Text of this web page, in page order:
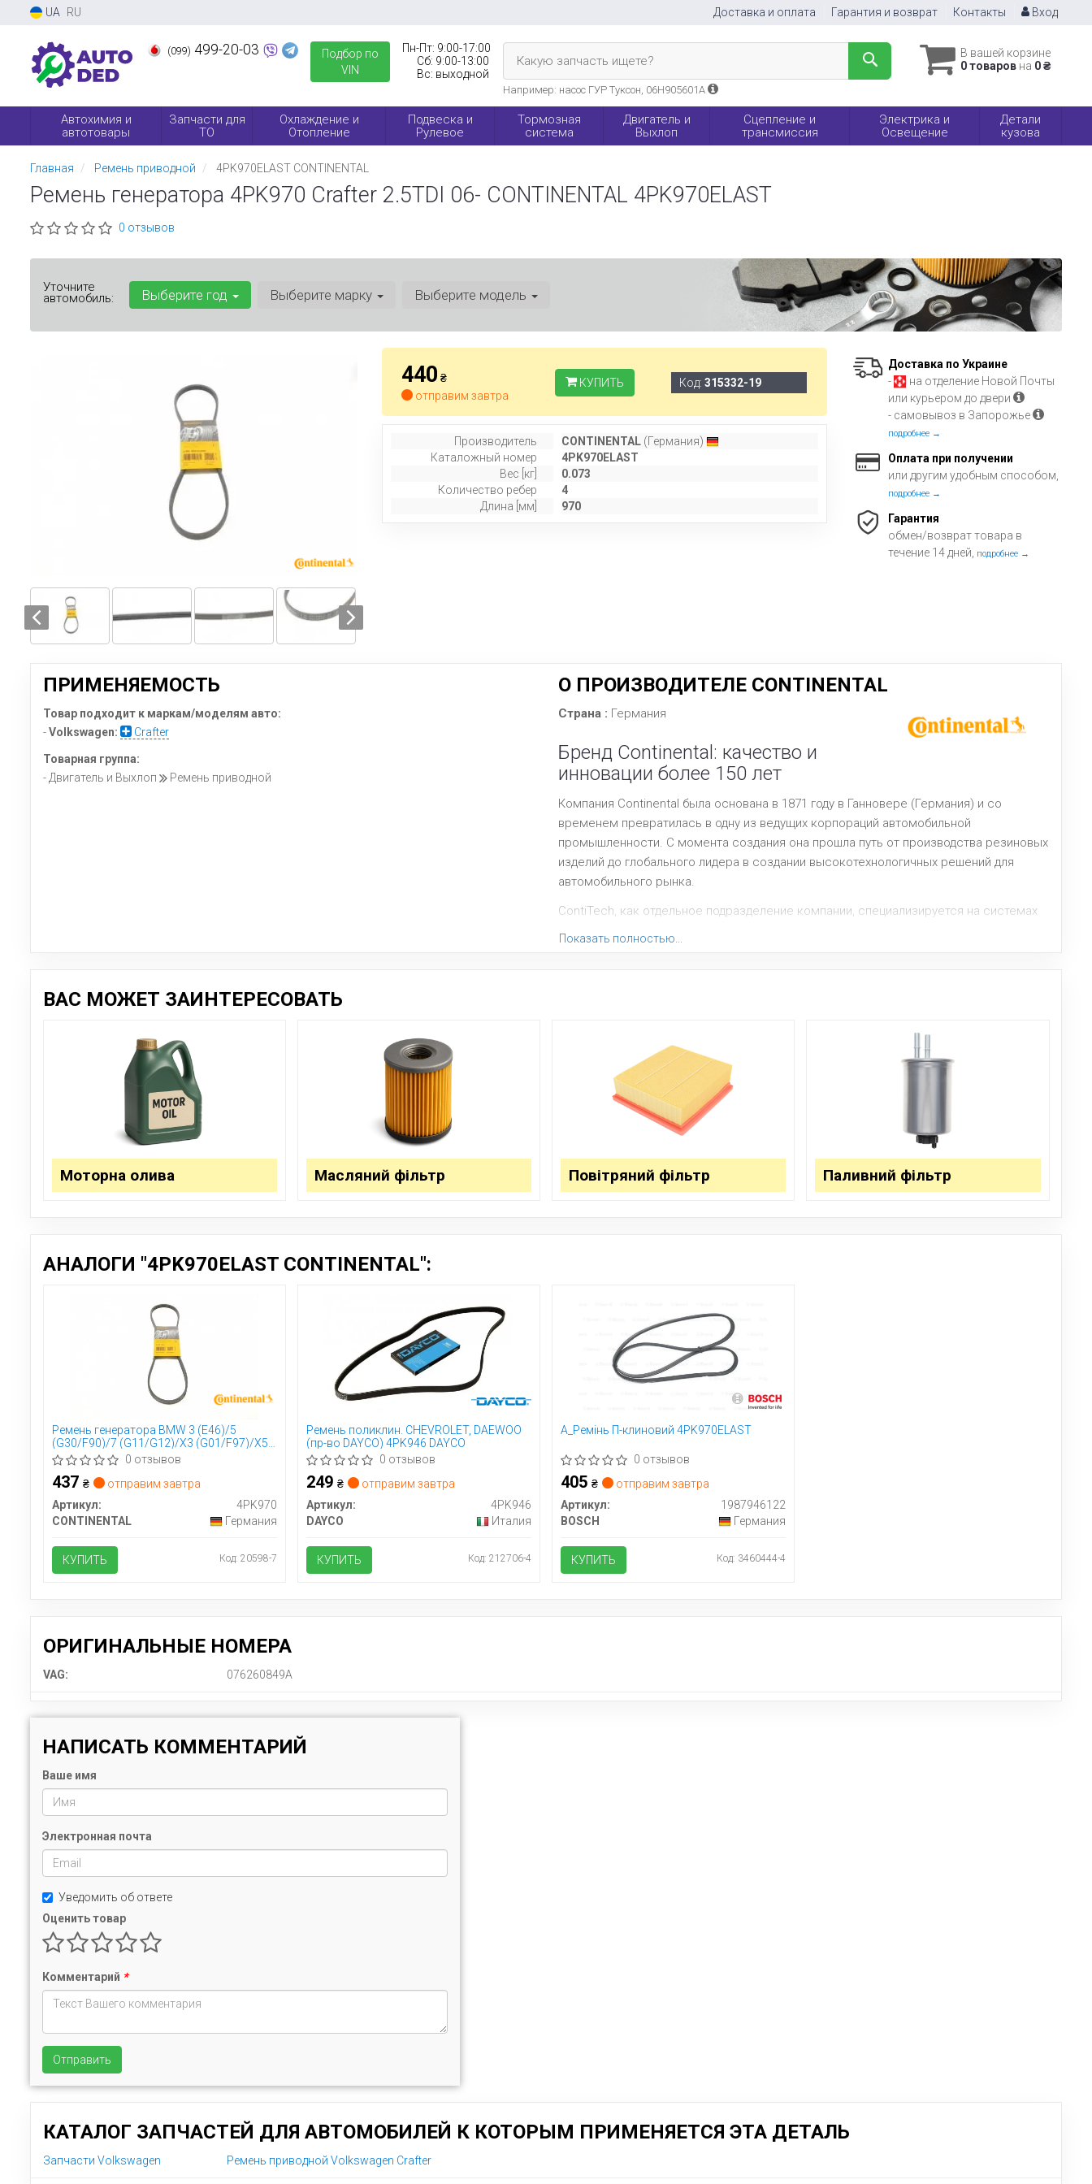
UA RU Доставка и оплата Гарантия и возврат Контакты Вход
(099) 499-20-03
Подбор по
VIN
Пн-Пт: 9:00-17:00
Сб: 9:00-13:00
Вс: выходной
В вашей корзине
0 товаров на 0 ₴
Какую запчасть ищете?
Например: насос ГУР Туксон, 06H905601A
Автохимия и
автотовары
Запчасти для
ТО
Охлаждение и
Отопление
Подвеска и
Рулевое
Тормозная
система
Двигатель и
Выхлоп
Сцепление и
трансмиссия
Электрика и
Освещение
Детали
кузова
Главная Ремень приводной 4PK970ELAST CONTINENTAL
Ремень генератора 4PK970 Crafter 2.5TDI 06- CONTINENTAL 4PK970ELAST
0 отзывов
Уточните
автомобиль: Выберите год Выберите марку Выберите модель
440 ₴
отправим завтра
КУПИТЬ Код:315332-19
Производитель CONTINENTAL (Германия)
Каталожный номер
4PK970ELAST
Вес [кг]
0.073
Количество ребер
4
Длина [мм]
970
Доставка по Украине
-
на отделение Новой Почты
или курьером до двери
- самовывоз в Запорожье
подробнее →
Оплата при получении
или другим удобным способом,
подробнее →
Гарантия
обмен/возврат товара в
течение 14 дней,
подробнее →
ПРИМЕНЯЕМОСТЬ
Товар подходит к маркам/моделям авто:
-Volkswagen: Crafter
Товарная группа:
- Двигатель и Выхлоп
Ремень приводной
О ПРОИЗВОДИТЕЛЕ CONTINENTAL
Страна : Германия
Бренд Continental: качество и
инновации более 150 лет
Компания Continental была основана в 1871 году в Ганновере (Германия) и со
временем превратилась в одну из ведущих корпораций автомобильной
промышленности. С момента создания она прошла путь от производства резиновых
изделий до глобального лидера в создании высокотехнологичных решений для
автомобильного рынка.
ContiTech, как отдельное подразделение компании, специализируется на системах
передачи энергии. Благодаря многолетнему опыту и современным технологиям,
высоким стандартам качества и доказала свою эффективность в работе с
крупнейшими автоконцернами мира.
Все запчасти CONTINENTAL →
Показать полностью...
ВАС МОЖЕТ ЗАИНТЕРЕСОВАТЬ
Моторна олива Масляний фільтр Повітряний фільтр Паливний фільтр
АНАЛОГИ "4PK970ELAST CONTINENTAL":
Ремень генератора BMW 3 (E46)/5
(G30/F90)/7 (G11/G12)/X3 (G01/F97)/X5
(G05)/Kia Rio 00-05 (4PK970)
0 отзывов
437 ₴
отправим завтра
Артикул:
4PK970
CONTINENTAL
Германия
КУПИТЬ Код: 20598-7
Ремень поликлин. CHEVROLET, DAEWOO
(пр-во DAYCO) 4PK946 DAYCO
0 отзывов
249 ₴
отправим завтра
Артикул:
4PK946
DAYCO
Италия
КУПИТЬ Код: 212706-4
A_Ремінь П-клиновий 4PK970ELAST
0 отзывов
405 ₴
отправим завтра
Артикул:
1987946122
BOSCH
Германия
КУПИТЬ Код: 3460444-4
ОРИГИНАЛЬНЫЕ НОМЕРА
VAG: 076260849A
НАПИСАТЬ КОММЕНТАРИЙ
Ваше имя
Электронная почта
Уведомить об ответе
Оценить товар
Комментарий *
Отправить
КАТАЛОГ ЗАПЧАСТЕЙ ДЛЯ АВТОМОБИЛЕЙ К КОТОРЫМ ПРИМЕНЯЕТСЯ ЭТА ДЕТАЛЬ
Запчасти Volkswagen Ремень приводной Volkswagen Crafter